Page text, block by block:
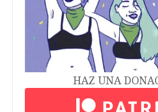
HAZ UNA